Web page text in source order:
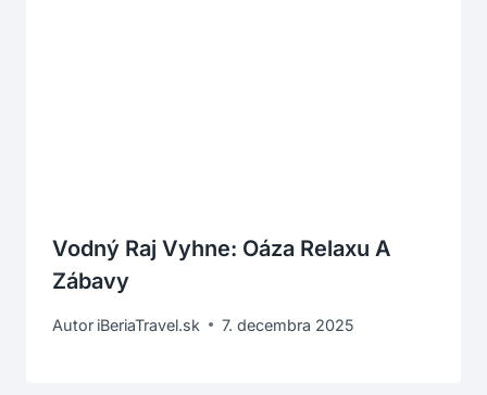
Vodný Raj Vyhne: Oáza Relaxu A
Zábavy
Autor iBeriaTravel.sk 7. decembra 2025